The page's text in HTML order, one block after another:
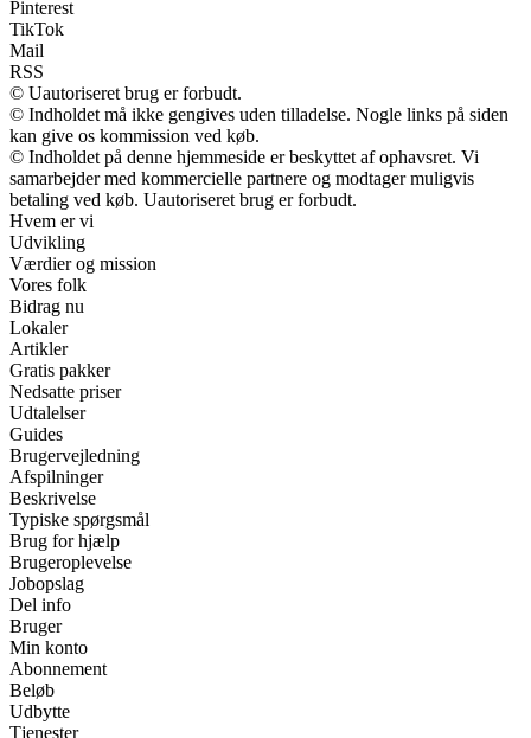
Pinterest
TikTok
Mail
RSS
© Uautoriseret brug er forbudt.
© Indholdet må ikke gengives uden tilladelse. Nogle links på siden
kan give os kommission ved køb.
© Indholdet på denne hjemmeside er beskyttet af ophavsret. Vi
samarbejder med kommercielle partnere og modtager muligvis
betaling ved køb. Uautoriseret brug er forbudt.
Hvem er vi
Udvikling
Værdier og mission
Vores folk
Bidrag nu
Lokaler
Artikler
Gratis pakker
Nedsatte priser
Udtalelser
Guides
Brugervejledning
Afspilninger
Beskrivelse
Typiske spørgsmål
Brug for hjælp
Brugeroplevelse
Jobopslag
Del info
Bruger
Min konto
Abonnement
Beløb
Udbytte
Tjenester